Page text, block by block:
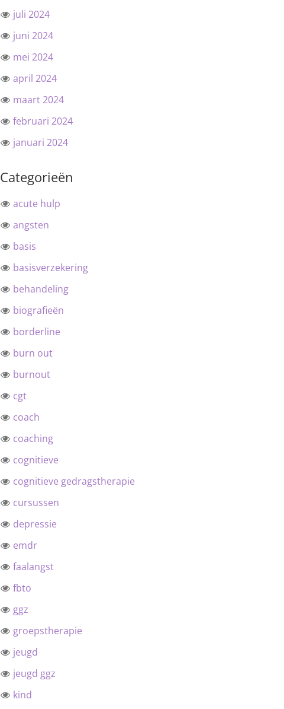
juli 2024
juni 2024
mei 2024
april 2024
maart 2024
februari 2024
januari 2024
Categorieën
acute hulp
angsten
basis
basisverzekering
behandeling
biografieën
borderline
burn out
burnout
cgt
coach
coaching
cognitieve
cognitieve gedragstherapie
cursussen
depressie
emdr
faalangst
fbto
ggz
groepstherapie
jeugd
jeugd ggz
kind